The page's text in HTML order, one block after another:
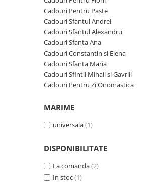
Cadouri Fete
Pentru Copilul din tine
Cadouri Haioase
Cadouri de Casa Noua
Cadouri Majorat
Cadouri pentru Bunici
Cadouri pentru Prieteni
Cadouri Nunta si Cununie civila
Cadouri Zodia Pesti
Cani si Termosuri
Jocuri si Puzzle
Produse pentru Calatorie
Seturi de caligrafie
Cadouri Sfantul Andrei
Cadouri Sfantul Alexandru
Cadouri Sfanta Ana
Cadouri Constantin si Elena
Cadouri Sfanta Maria
Cadouri Sfintii Mihail si Gavriil
Cadouri Pentru Paste
Cadouri Sfantul Andrei
Cadouri Sfantul Alexandru
Cadouri Sfanta Ana
Cadouri Constantin si Elena
Cadouri Sfanta Maria
Cadouri Sfintii Mihail si Gavriil
Cadouri Pentru Zi Onomastica
MARIME
universala(1)
DISPONIBILITATE
La comanda(2)
In stoc(1)